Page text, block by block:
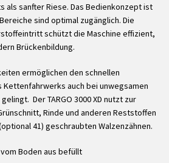
als sanfter Riese. Das Bedienkonzept ist
sind optimal zugänglich. Die
schützt die Maschine effizient,
Brückenbildung.
ermöglichen den schnellen
auch bei unwegsamen
Der TARGO 3000 XD nutzt zur
Rinde und anderen Reststoffen
41) geschraubten Walzenzähnen.
Boden aus befüllt